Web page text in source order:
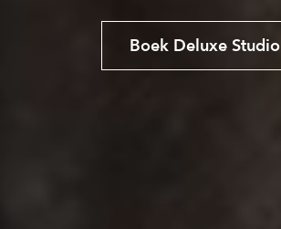
Boek Deluxe Studio